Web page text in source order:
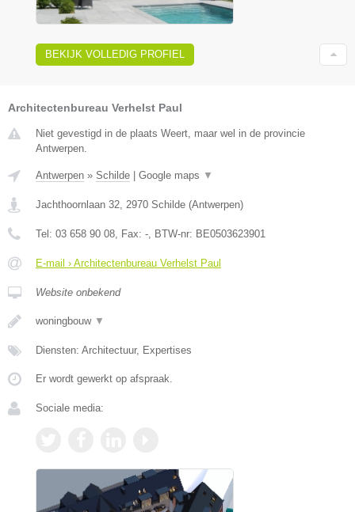
BEKIJK VOLLEDIG PROFIEL
Architectenbureau Verhelst Paul
Niet gevestigd in de plaats Weert, maar wel in de provincie
Antwerpen.
Antwerpen » Schilde Google maps ▼
Jachthoornlaan 32 2970 Schilde (Antwerpen)
Tel: 03 658 90 08 , Fax: - , BTW-nr: BE0503623901
E-mail › Architectenbureau Verhelst Paul
Website onbekend
woningbouw ▼
Diensten: Architectuur, Expertises
Er wordt gewerkt op afspraak.
Sociale media: